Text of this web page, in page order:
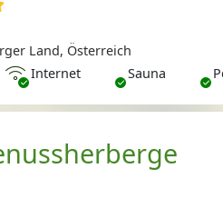
Land, Österreich
InternetInternet Sauna